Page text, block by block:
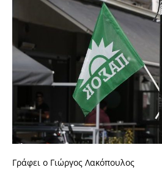
Γράφει ο Γιώργος Λακόπουλος